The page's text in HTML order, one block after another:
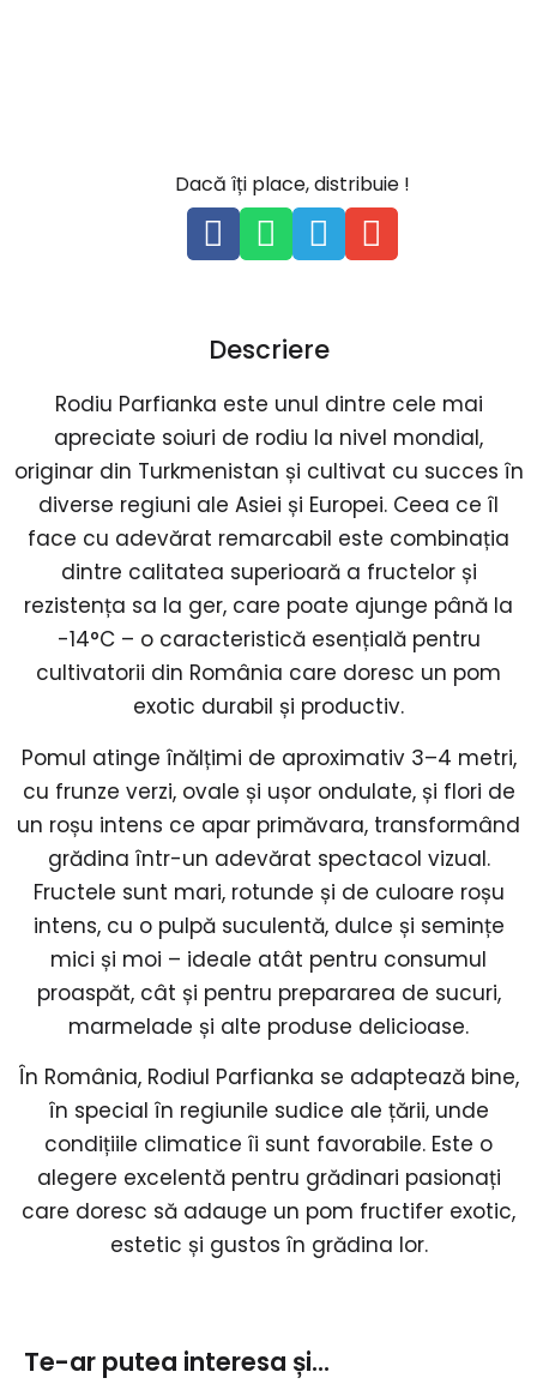
Descriere
Rodiu Parfianka este unul dintre cele mai
apreciate soiuri de rodiu la nivel mondial,
originar din Turkmenistan și cultivat cu succes în
diverse regiuni ale Asiei și Europei. Ceea ce îl
face cu adevărat remarcabil este combinația
dintre calitatea superioară a fructelor și
rezistența sa la ger, care poate ajunge până la
-14°C – o caracteristică esențială pentru
cultivatorii din România care doresc un pom
exotic durabil și productiv.
Pomul atinge înălțimi de aproximativ 3–4 metri,
cu frunze verzi, ovale și ușor ondulate, și flori de
un roșu intens ce apar primăvara, transformând
grădina într-un adevărat spectacol vizual.
Fructele sunt mari, rotunde și de culoare roșu
intens, cu o pulpă suculentă, dulce și semințe
mici și moi – ideale atât pentru consumul
proaspăt, cât și pentru prepararea de sucuri,
marmelade și alte produse delicioase.
În România, Rodiul Parfianka se adaptează bine,
în special în regiunile sudice ale țării, unde
condițiile climatice îi sunt favorabile. Este o
alegere excelentă pentru grădinari pasionați
care doresc să adauge un pom fructifer exotic,
estetic și gustos în grădina lor.
Te-ar putea interesa și...